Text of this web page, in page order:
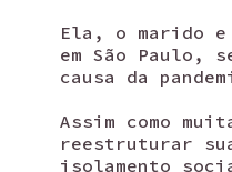
Ela, o marido e
em São Paulo,
causa da
Assim como
reestruturar
isolamento